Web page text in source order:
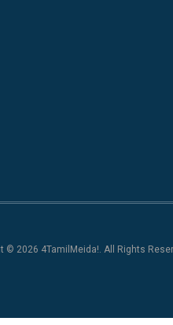
© 2026 4TamilMeida!. All Rights